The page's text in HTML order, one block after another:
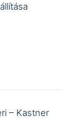
– Kastner